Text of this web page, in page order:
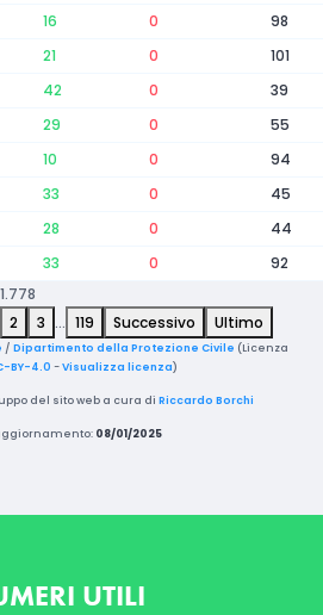
16 0
98
21 0
101
42 0
39
29 0
55
10 0
94
33 0
45
28 0
44
33 0
92
2 3 … 119 Successivo Ultimo
/ Dipartimento della Protezione Civile (Licenza
BY-4.0 -Visualizza licenza)
del sito web a cura di Riccardo Borchi
08/01/2025
UTILI